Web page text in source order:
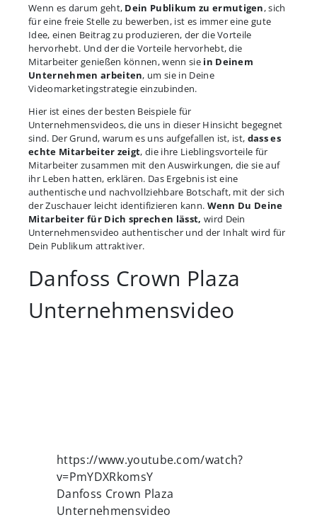
Wenn es darum geht, Dein Publikum zu ermutigen, sich
für eine freie Stelle zu bewerben, ist es immer eine gute
Idee, einen Beitrag zu produzieren, der die Vorteile
hervorhebt. Und der die Vorteile hervorhebt, die
Mitarbeiter genießen können, wenn sie in Deinem
Unternehmen arbeiten, um sie in Deine
Videomarketingstrategie einzubinden.
Hier ist eines der besten Beispiele für
Unternehmensvideos, die uns in dieser Hinsicht begegnet
sind. Der Grund, warum es uns aufgefallen ist, ist, dass es
echte Mitarbeiter zeigt, die ihre Lieblingsvorteile für
Mitarbeiter zusammen mit den Auswirkungen, die sie auf
ihr Leben hatten, erklären. Das Ergebnis ist eine
authentische und nachvollziehbare Botschaft, mit der sich
der Zuschauer leicht identifizieren kann. Wenn Du Deine
Mitarbeiter für Dich sprechen lässt, wird Dein
Unternehmensvideo authentischer und der Inhalt wird für
Dein Publikum attraktiver.
Danfoss Crown Plaza
Unternehmensvideo
https://www.youtube.com/watch?
v=PmYDXRkomsY
Danfoss Crown Plaza
Unternehmensvideo